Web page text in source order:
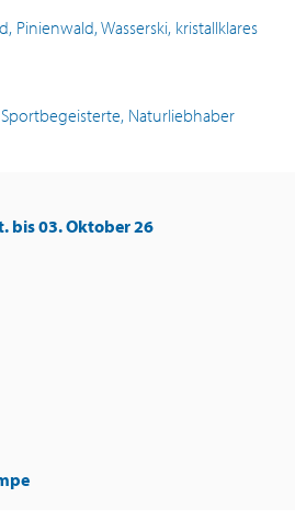
Pinienwald, Wasserski, kristallklares
Sportbegeisterte, Naturliebhaber
bis 03. Oktober 26